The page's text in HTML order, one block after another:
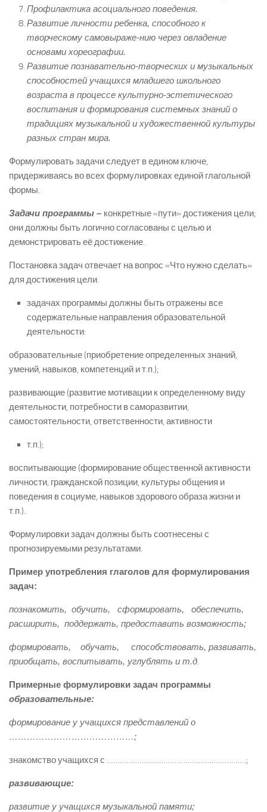
Профилактика асоциального поведения.
Развитие личности ребенка, способного к
творческому самовыраже-нию через овладение
основами хореографии.
Развитие познавательно-творческих и музыкальных
способностей учащихся младшего школьного
возраста в процессе культурно-эстетического
воспитания и формирования системных знаний о
традициях музыкальной и художественной культуры
разных стран мира.
Формулировать задачи следует в едином ключе,
придерживаясь во всех формулировках единой глагольной
формы.
Задачи программы – конкретные «пути» достижения цели;
они должны быть логично согласованы с целью и
демонстрировать её достижение.
Постановка задач отвечает на вопрос «Что нужно сделать»
для достижения цели.
задачах программы должны быть отражены все
содержательные направления образовательной
деятельности:
образовательные (приобретение определенных знаний,
умений, навыков, компетенций и т.п.);
развивающие (развитие мотивации к определенному виду
деятельности, потребности в саморазвитии,
самостоятельности, ответственности, активности
т.п.);
воспитывающие (формирование общественной активности
личности, гражданской позиции, культуры общения и
поведения в социуме, навыков здорового образа жизни и
т.п.).
Формулировки задач должны быть соотнесены с
прогнозируемыми результатами.
Пример употребления глаголов для формулирования
задач:
познакомить, обучить, сформировать, обеспечить,
расширить, поддержать, предоставить возможность;
формировать, обучать, способствовать, развивать,
приобщать, воспитывать, углублять и т.д.
Примерные формулировки задач программы
образовательные:
формирование у учащихся представлений о
……………………………………;
знакомство учащихся с ……………………………………………………….;
развивающие:
развитие у учащихся музыкальной памяти;